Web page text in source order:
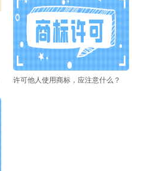
许可他人使用商标，应注意什么？